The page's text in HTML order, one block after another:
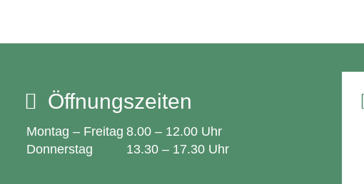
Öffnungszeiten
Montag – Freitag 8.00 – 12.00 Uhr
Donnerstag
13.30 – 17.30 Uhr